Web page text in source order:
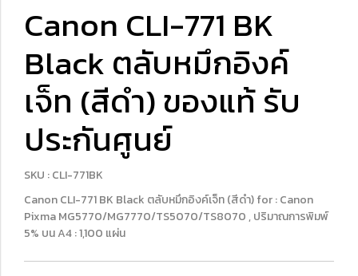
Canon CLI-771 BK
Black ตลับหมึกอิงค์
เจ็ท (สีดำ) ของแท้ รับ
ประกันศูนย์
SKU : CLI-771BK
Canon CLI-771 BK Black ตลับหมึกอิงค์เจ็ท (สีดำ) for : Canon
Pixma MG5770/MG7770/TS5070/TS8070 , ปริมาณการพิมพ์
5% บน A4 : 1,100 แผ่น